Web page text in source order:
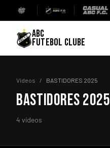
ABC
FUTEBOL CLUBE
Vídeos / BASTIDORES 2025
BASTIDORES 2025
4 vídeos